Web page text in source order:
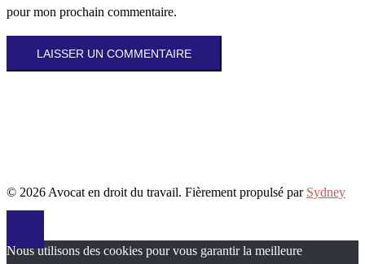
pour mon prochain commentaire.
© 2026 Avocat en droit du travail. Fièrement propulsé par Sydney
Nous utilisons des cookies pour vous garantir la meilleure